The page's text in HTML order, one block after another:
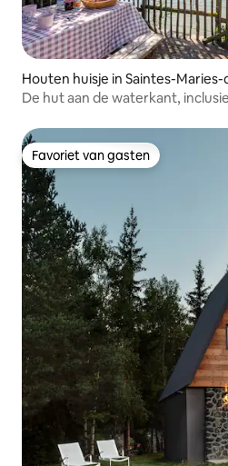
Houten huisje in Saintes-
De hut aan de waterkant,
Favoriet van gasten
Favoriet van gasten